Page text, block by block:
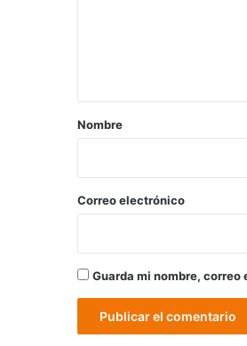
r
*
Nombre
Correo electrónico
Guarda mi nombre,